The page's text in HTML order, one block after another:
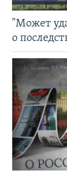
"Может
о